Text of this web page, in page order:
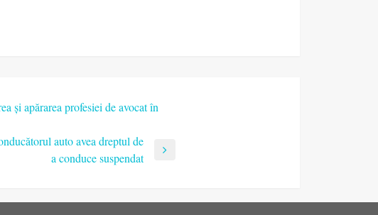
și apărarea profesiei de avocat în
auto avea dreptul de
a conduce suspendat